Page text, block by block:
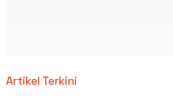
Artikel Terkini